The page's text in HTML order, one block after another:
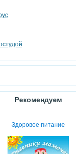
Рекомендуем
Здоровое питание